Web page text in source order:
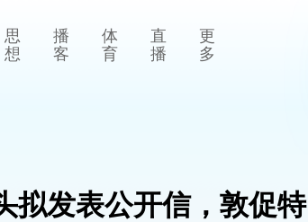
思
想
播
客
体
育
直
播
更
多
拟发表公开信，敦促特